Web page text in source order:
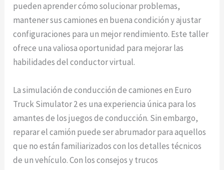
pueden aprender cómo solucionar problemas,
mantener sus camiones en buena condición y ajustar
configuraciones para un mejor rendimiento. Este taller
ofrece una valiosa oportunidad para mejorar las
habilidades del conductor virtual.
La simulación de conducción de camiones en Euro
Truck Simulator 2 es una experiencia única para los
amantes de los juegos de conducción. Sin embargo,
reparar el camión puede ser abrumador para aquellos
que no están familiarizados con los detalles técnicos
de un vehículo. Con los consejos y trucos